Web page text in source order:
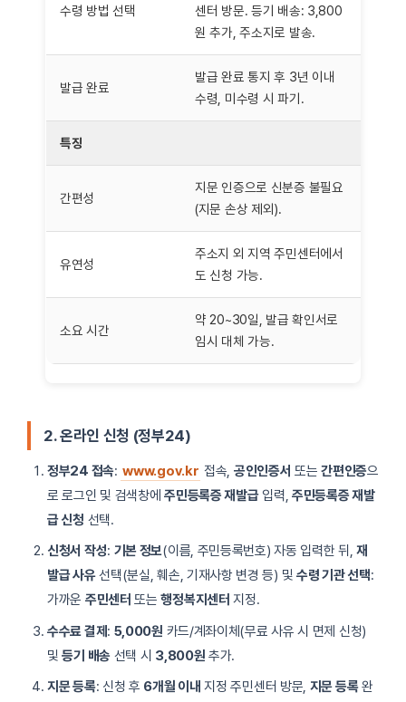
수령 방법 선택
센터 방문. 등기 배송: 3,800
원 추가, 주소지로 발송.
발급 완료
발급 완료 통지 후 3년 이내
수령, 미수령 시 파기.
특징
간편성
지문 인증으로 신분증 불필요
(지문 손상 제외).
유연성
주소지 외 지역 주민센터에서
도 신청 가능.
소요 시간
약 20~30일, 발급 확인서로
임시 대체 가능.
2. 온라인 신청 (정부24)
정부24 접속: www.gov.kr 접속, 공인인증서 또는간편인증으
로 로그인 및 검색창에주민등록증 재발급입력, 주민등록증 재발
급 신청 선택.
신청서 작성: 기본 정보(이름, 주민등록번호) 자동 입력한 뒤,재
발급 사유선택(분실, 훼손, 기재사항 변경 등) 및 수령 기관 선택:
가까운 주민센터 또는행정복지센터 지정.
수수료 결제 : 5,000원 카드/계좌이체(무료 사유 시 면제 신청)
및등기 배송선택 시 3,800원 추가.
지문 등록: 신청 후 6개월 이내 지정 주민센터 방문, 지문 등록완